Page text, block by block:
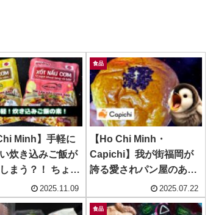
Minh】手軽に
炊き込みご飯が
まう？！ ちょい
たら更にウマウ
Seifun
2025.11.09
食品
【Ho Chi Minh・
Capichi】我が街福岡が
誇る愛されパン屋のあん
ぱん美味いよ！ ~ リョ
ーユーパン Ryoyu
2025.07.22
食品